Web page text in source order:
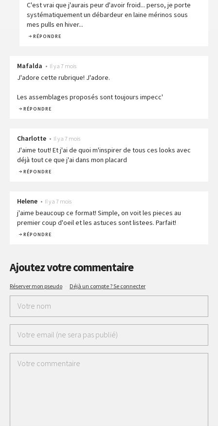
C'est vrai que j'aurais peur d'avoir froid... perso, je porte
systématiquement un débardeur en laine mérinos sous
mes pulls en hiver...
RÉPONDRE
Mafalda • Il y a 7 mois
J'adore cette rubrique! J'adore.
Les assemblages proposés sont toujours impecc'
RÉPONDRE
Charlotte • Il y a 7 mois
J'aime tout! Et j'ai de quoi m'inspirer de tous ces looks avec
déjà tout ce que j'ai dans mon placard
RÉPONDRE
Helene • Il y a 7 mois
j'aime beaucoup ce format! Simple, on voit les pieces au
premier coup d'oeil et les astuces sont listees. Parfait!
RÉPONDRE
Ajoutez votre commentaire
Réserver mon pseudo · Déjà un compte ? Se connecter